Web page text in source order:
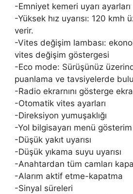
-Emniyet kemeri uyarı ayarları
-Yüksek hız uyarısı: 120 kmh
verir.
-Vites değişim lambası:
vites değişim göstergesi
-Eco mode: Sürüşünüz
puanlama ve tavsiyelerde
-Radio ekrarnını gösterge
-Otomatik vites ayarları
-Direksiyon yumuşaklığı
-Yol bilgisayarı menü gösterim
-Düşük yakıt uyarısı
-Düşük yıkama suyu uyarısı
-Anahtardan tüm camları
-Alarım aktif etme-kapatma
-Sinyal süreleri